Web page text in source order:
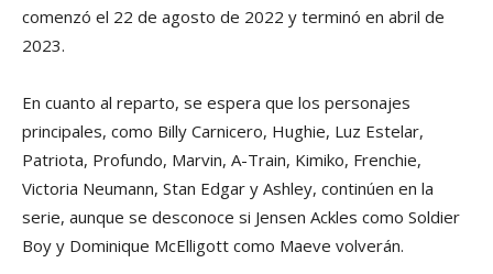
comenzó el 22 de agosto de 2022 y terminó en abril de
2023.
En cuanto al reparto, se espera que los personajes
principales, como Billy Carnicero, Hughie, Luz Estelar,
Patriota, Profundo, Marvin, A-Train, Kimiko, Frenchie,
Victoria Neumann, Stan Edgar y Ashley, continúen en la
serie, aunque se desconoce si Jensen Ackles como Soldier
Boy y Dominique McElligott como Maeve volverán.